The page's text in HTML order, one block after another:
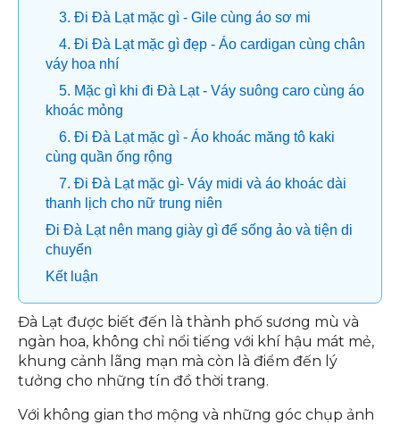
3. Đi Đà Lạt mặc gì - Gile cùng áo sơ mi
4. Đi Đà Lạt mặc gì đẹp - Áo cardigan cùng chân
váy hoa nhí
5. Mặc gì khi đi Đà Lạt - Váy suông caro cùng áo
khoác mỏng
6. Đi Đà Lạt mặc gì - Áo khoác măng tô kaki
cùng quần ống rộng
7. Đi Đà Lạt mặc gì- Váy midi và áo khoác dài
thanh lịch cho nữ trung niên
Đi Đà Lạt nên mang giày gì để sống ảo và tiện di
chuyển
Kết luận
Đà Lạt được biết đến là thành phố sương mù và
ngàn hoa, không chỉ nổi tiếng với khí hậu mát mẻ,
khung cảnh lãng mạn mà còn là điểm đến lý
tưởng cho những tín đồ thời trang.
Với không gian thơ mộng và những góc chụp ảnh